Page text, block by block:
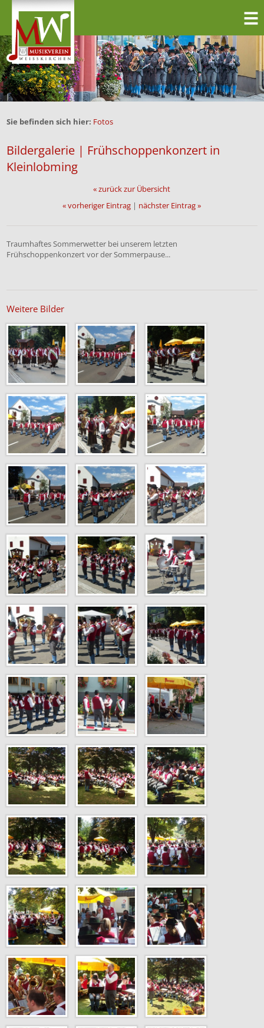
Sie befinden sich hier: Fotos
Bildergalerie | Frühschoppenkonzert in
Kleinlobming
« zurück zur Übersicht
« vorheriger Eintrag | nächster Eintrag »
Traumhaftes Sommerwetter bei unserem letzten
Frühschoppenkonzert vor der Sommerpause...
Weitere Bilder